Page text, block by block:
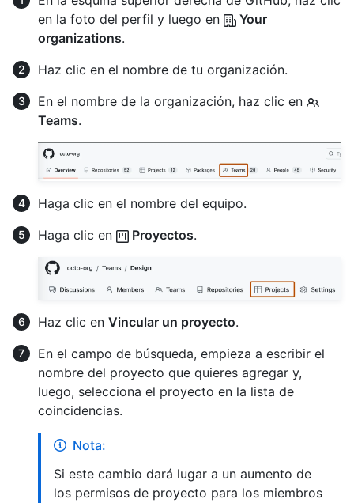
en la foto del perfil y luego en
Your
organizations.
Haz clic en el nombre de tu organización.
En el nombre de la organización, haz clic en
Teams.
Haga clic en el nombre del equipo.
Haga clic en
Proyectos.
Haz clic en Vincular un proyecto.
En el campo de búsqueda, empieza a escribir el
nombre del proyecto que quieres agregar y,
luego, selecciona el proyecto en la lista de
coincidencias.
Nota:
Si este cambio dará lugar a un aumento de
los permisos de proyecto para los miembros